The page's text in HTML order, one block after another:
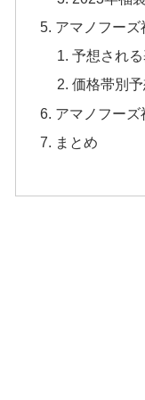
アマノフーズ
予想され
価格帯別
アマノフーズ
まとめ